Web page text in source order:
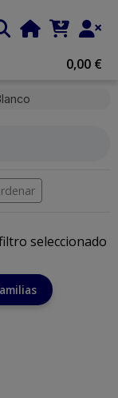
0,00 €
seleccionado